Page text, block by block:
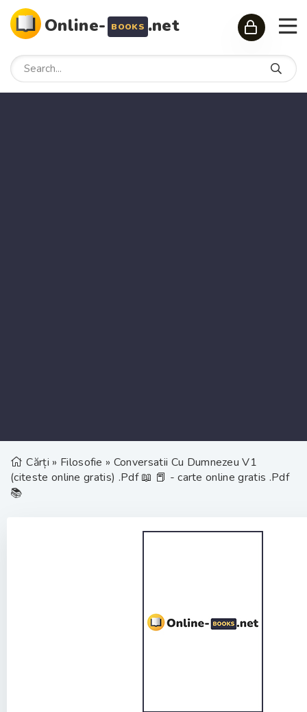
Online- BOOKS .net
Cărți » Filosofie » Conversatii Cu Dumnezeu V1
(citeste online gratis) .Pdf 📖 📕 - carte online gratis .Pdf
📚